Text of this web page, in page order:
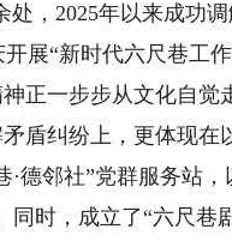
，2025年以来成功调
展“新时代六尺巷工
正一步步从文化自觉
纠纷上，更体现在
德邻社”党群服务站
时，成立了“六尺巷